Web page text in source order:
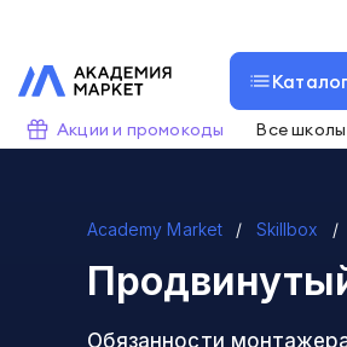
Акции и промокоды Все школы
Academy Market Skillbox
Обязанности